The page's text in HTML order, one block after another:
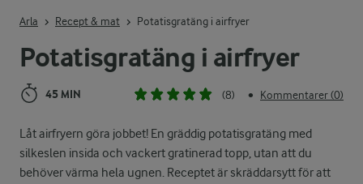
Potatisgratäng i airfryer
45 MIN (8) • Kommentarer (0)
Låt airfryern göra jobbet! En gräddig potatisgratäng med
silkeslen insida och vackert gratinerad topp, utan att du
behöver värma hela ugnen. Receptet är skräddarsytt för att
Arla Recept & mat Potatisgratäng i airfryer